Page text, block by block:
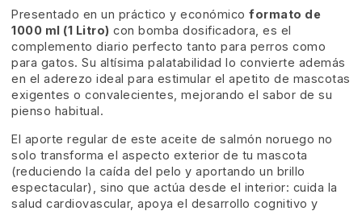
Presentado en un práctico y económico formato de
1000 ml (1 Litro) con bomba dosificadora, es el
complemento diario perfecto tanto para perros como
para gatos. Su altísima palatabilidad lo convierte además
en el aderezo ideal para estimular el apetito de mascotas
exigentes o convalecientes, mejorando el sabor de su
pienso habitual.
El aporte regular de este aceite de salmón noruego no
solo transforma el aspecto exterior de tu mascota
(reduciendo la caída del pelo y aportando un brillo
espectacular), sino que actúa desde el interior: cuida la
salud cardiovascular, apoya el desarrollo cognitivo y